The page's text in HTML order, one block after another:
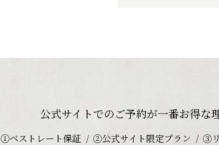
公式サイトでのご予約が一番お得な
①ベストレート保証 ②公式サイト限定プラン ③